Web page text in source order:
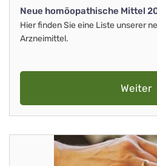
Neue homöopathische Mittel
Hier finden Sie eine Liste unserer
Arzneimittel.
Weiter